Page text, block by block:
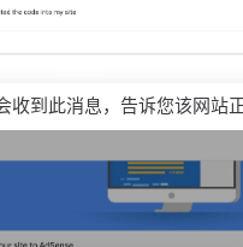
到此消息，告诉您该网站